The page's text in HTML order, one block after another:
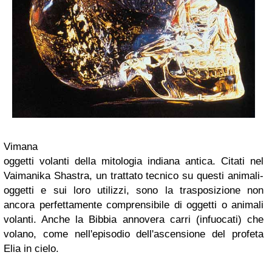
Vimana
oggetti volanti della mitologia indiana antica. Citati nel
Vaimanika Shastra, un trattato tecnico su questi animali-
oggetti e sui loro utilizzi, sono la trasposizione non
ancora perfettamente comprensibile di oggetti o animali
volanti. Anche la Bibbia annovera carri (infuocati) che
volano, come nell'episodio dell'ascensione del profeta
Elia in cielo.